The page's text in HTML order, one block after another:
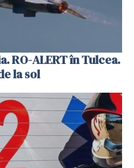
RO-ALERT în Tulcea.
la sol